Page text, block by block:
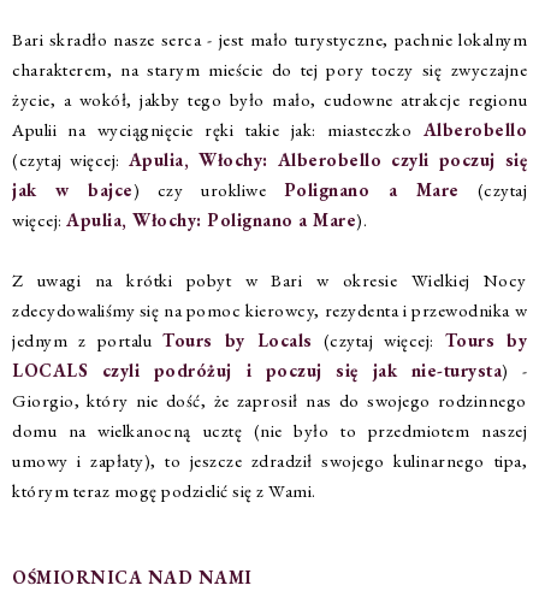
Bari skradło nasze serca - jest mało turystyczne, pachnie lokalnym
charakterem, na starym mieście do tej pory toczy się zwyczajne
życie, a wokół, jakby tego było mało, cudowne atrakcje regionu
Apulii na wyciągnięcie ręki takie jak: miasteczko Alberobello
(czytaj więcej: Apulia, Włochy: Alberobello czyli poczuj się
jak w bajce) czy urokliwe Polignano a Mare (czytaj
więcej: Apulia, Włochy: Polignano a Mare).
Z uwagi na krótki pobyt w Bari w okresie Wielkiej Nocy
zdecydowaliśmy się na pomoc kierowcy, rezydenta i przewodnika w
jednym z portalu Tours by Locals (czytaj więcej: Tours by
LOCALS czyli podróżuj i poczuj się jak nie-turysta) -
Giorgio, który nie dość, że zaprosił nas do swojego rodzinnego
domu na wielkanocną ucztę (nie było to przedmiotem naszej
umowy i zapłaty), to jeszcze zdradził swojego kulinarnego tipa,
którym teraz mogę podzielić się z Wami.
OŚMIORNICA NAD NAMI